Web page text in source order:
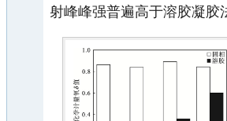
射峰峰强普遍高于溶胶凝胶